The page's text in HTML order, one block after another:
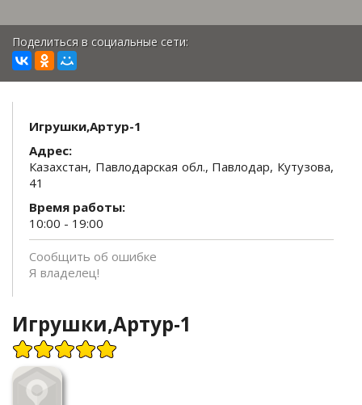
Поделиться в социальные сети:
Игрушки,Артур-1
Адрес:
Казахстан, Павлодарская обл., Павлодар, Кутузова,
41
Время работы:
10:00 - 19:00
Сообщить об ошибке
Я владелец!
Игрушки,Артур-1